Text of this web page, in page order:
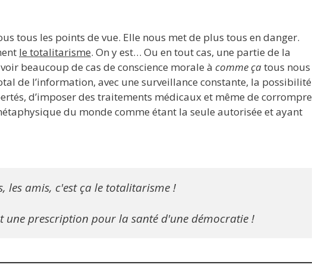
tous les points de vue. Elle nous met de plus tous en danger.
le totalitarisme. On y est… Ou en tout cas, une partie de la
beaucoup de cas de conscience morale à comme çatous nous
de l’information, avec une surveillance constante, la possibilité
d’imposer des traitements médicaux et même de corrompre
du monde comme étant la seule autorisée et ayant
les amis, c'est ça le totalitarisme !
une prescription pour la santé d'une démocratie !